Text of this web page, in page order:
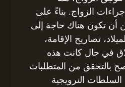
الزواج. بناءً على
أن تكون هناك حاجة إلى
تصاريح الإقامة،
في حال كانت هذه
بالتحقق من المتطلبات
السلطات النرويجية